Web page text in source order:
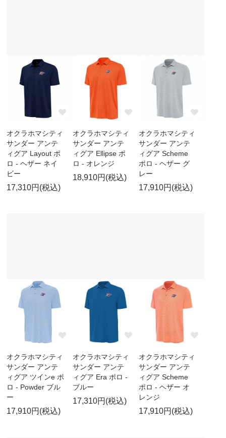
オクラホマシティ
サンダー アンテ
ィグア Layout ポ
ロ - ヘザー ネイ
ビー
17,310円(税込)
オクラホマシティ
サンダー アンテ
ィグア Ellipse ポ
ロ - オレンジ
18,910円(税込)
オクラホマシティ
サンダー アンテ
ィグア Scheme
ポロ - ヘザー グ
レー
17,910円(税込)
オクラホマシティ
サンダー アンテ
ィグア ツインe ポ
ロ - Powder ブル
ー
17,910円(税込)
オクラホマシティ
サンダー アンテ
ィグア Era ポロ -
ブルー
17,310円(税込)
オクラホマシティ
サンダー アンテ
ィグア Scheme
ポロ - ヘザー オ
レンジ
17,910円(税込)